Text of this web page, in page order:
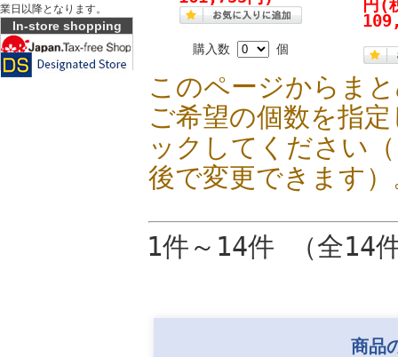
業日以降となります。
In-store shopping
購入数 個
円 (
このページからま
ご希望の個数を指
ックしてください
後で変更できます
1件～14件 （全14
商品